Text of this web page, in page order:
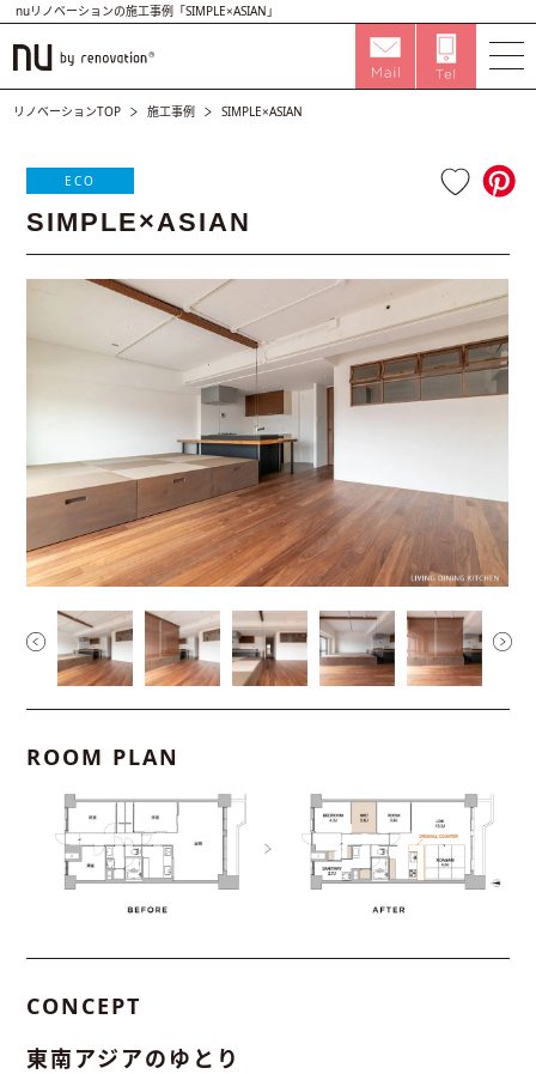
nuリノベーションの施工事例「SIMPLE×ASIAN」
リノベーションTOP 施工事例 SIMPLE×ASIAN
ECO
SIMPLE×ASIAN
ROOM PLAN
CONCEPT
東南アジアのゆとり